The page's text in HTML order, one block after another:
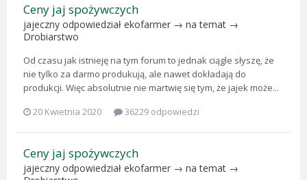
Ceny jaj spożywczych
jajeczny odpowiedział ekofarmer → na temat →
Drobiarstwo
Od czasu jak istnieję na tym forum to jednak ciągle słyszę, że
nie tylko za darmo produkują, ale nawet dokładają do
produkcji. Więc absolutnie nie martwię się tym, że jajek może...
20 Kwietnia 2020
36229 odpowiedzi
Ceny jaj spożywczych
jajeczny odpowiedział ekofarmer → na temat →